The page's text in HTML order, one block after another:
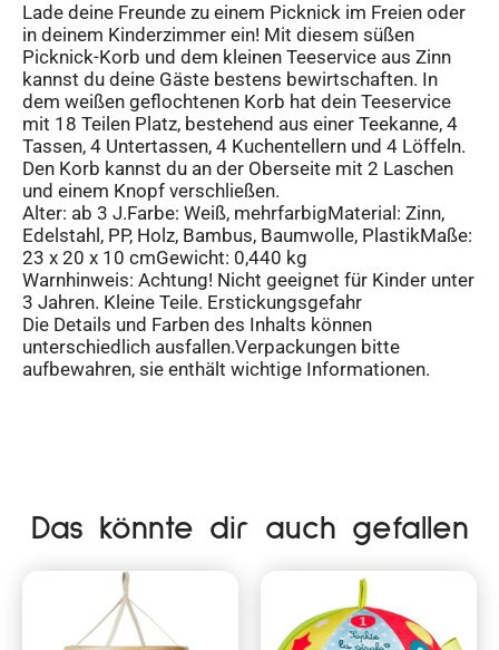
Lade deine Freunde zu einem Picknick im Freien oder
in deinem Kinderzimmer ein! Mit diesem süßen
Picknick-Korb und dem kleinen Teeservice aus Zinn
kannst du deine Gäste bestens bewirtschaften. In
dem weißen geflochtenen Korb hat dein Teeservice
mit 18 Teilen Platz, bestehend aus einer Teekanne, 4
Tassen, 4 Untertassen, 4 Kuchentellern und 4 Löffeln.
Den Korb kannst du an der Oberseite mit 2 Laschen
und einem Knopf verschließen.
Alter: ab 3 J.Farbe: Weiß, mehrfarbigMaterial: Zinn,
Edelstahl, PP, Holz, Bambus, Baumwolle, PlastikMaße:
23 x 20 x 10 cmGewicht: 0,440 kg
Warnhinweis: Achtung! Nicht geeignet für Kinder unter
3 Jahren. Kleine Teile. Erstickungsgefahr
Die Details und Farben des Inhalts können
unterschiedlich ausfallen.Verpackungen bitte
aufbewahren, sie enthält wichtige Informationen.
Das könnte dir auch gefallen